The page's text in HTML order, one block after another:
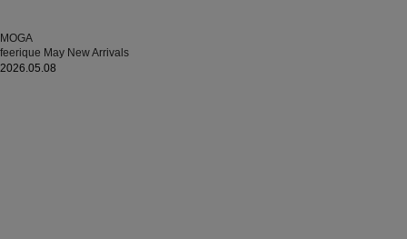
MOGA
feerique May New Arrivals
2026.05.08